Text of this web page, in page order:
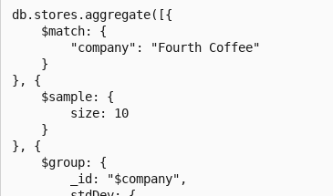
db.stores.aggregate([{
    $match: {
        "company": "Fourth Coffee"
    }
}, {
    $sample: {
        size: 10
    }
}, {
    $group: {
        _id: "$company",